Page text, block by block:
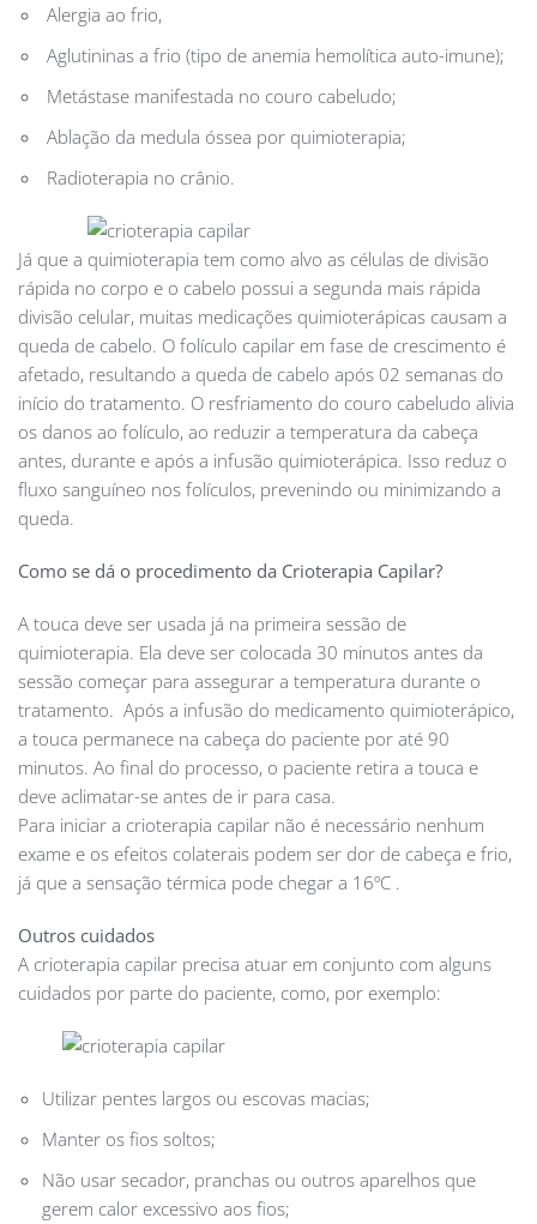
Alergia ao frio,
Aglutininas a frio (tipo de anemia hemolítica auto-imune);
Metástase manifestada no couro cabeludo;
Ablação da medula óssea por quimioterapia;
Radioterapia no crânio.
Já que a quimioterapia tem como alvo as células de divisão
rápida no corpo e o cabelo possui a segunda mais rápida
divisão celular, muitas medicações quimioterápicas causam a
queda de cabelo. O folículo capilar em fase de crescimento é
afetado, resultando a queda de cabelo após 02 semanas do
início do tratamento. O resfriamento do couro cabeludo alivia
os danos ao folículo, ao reduzir a temperatura da cabeça
antes, durante e após a infusão quimioterápica. Isso reduz o
fluxo sanguíneo nos folículos, prevenindo ou minimizando a
queda.
Como se dá o procedimento da Crioterapia Capilar?
A touca deve ser usada já na primeira sessão de
quimioterapia. Ela deve ser colocada 30 minutos antes da
sessão começar para assegurar a temperatura durante o
tratamento. Após a infusão do medicamento quimioterápico,
a touca permanece na cabeça do paciente por até 90
minutos. Ao final do processo, o paciente retira a touca e
deve aclimatar-se antes de ir para casa.
Para iniciar a crioterapia capilar não é necessário nenhum
exame e os efeitos colaterais podem ser dor de cabeça e frio,
já que a sensação térmica pode chegar a 16ºC .
Outros cuidados
A crioterapia capilar precisa atuar em conjunto com alguns
cuidados por parte do paciente, como, por exemplo:
Utilizar pentes largos ou escovas macias;
Manter os fios soltos;
Não usar secador, pranchas ou outros aparelhos que
gerem calor excessivo aos fios;